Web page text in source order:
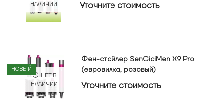
НАЛИЧИИ
Уточнитe стоимость
НОВЫЙ
НЕТ В
НАЛИЧИИ
Фен-стайлер SenCiciMen X9 Pro
(евровилка, розовый)
Уточнитe стоимость